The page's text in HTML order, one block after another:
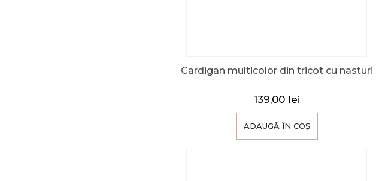
Cardigan multicolor din tricot cu nasturi
139,00 lei
ADAUGĂ ÎN COȘ